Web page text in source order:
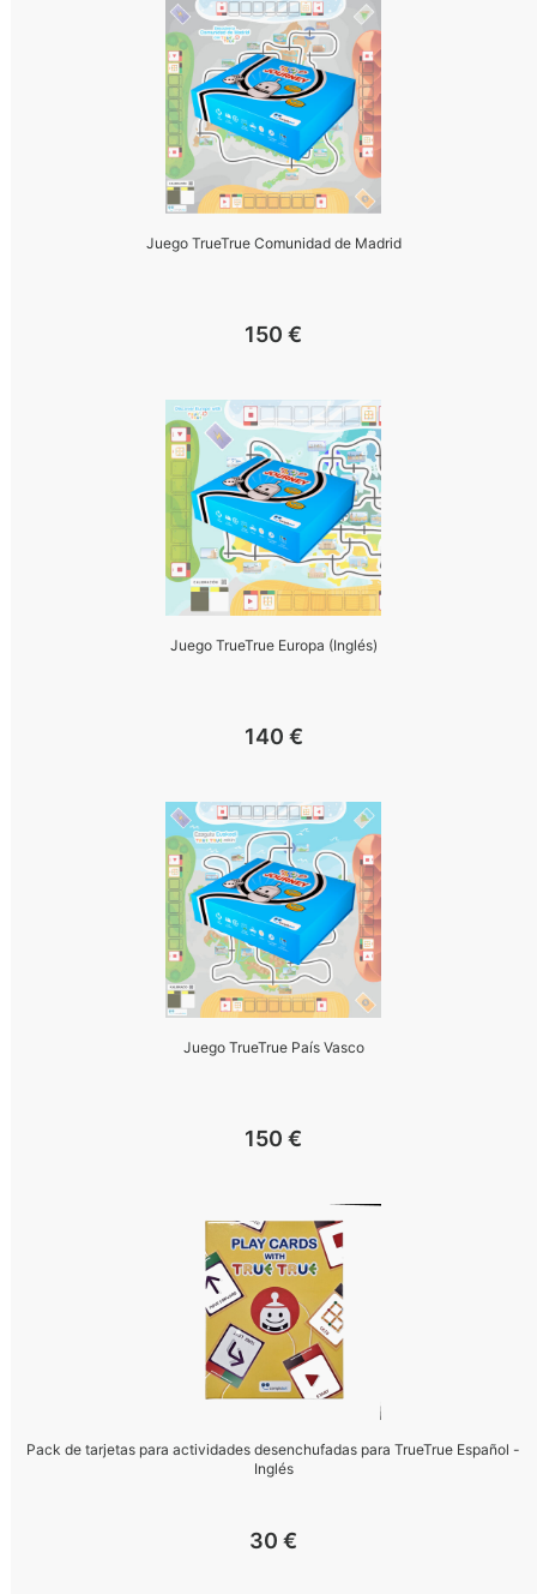
Juego TrueTrue Comunidad de Madrid
150 €
Juego TrueTrue Europa (Inglés)
140 €
Juego TrueTrue País Vasco
150 €
Pack de tarjetas para actividades desenchufadas para TrueTrue Español -
Inglés
30 €